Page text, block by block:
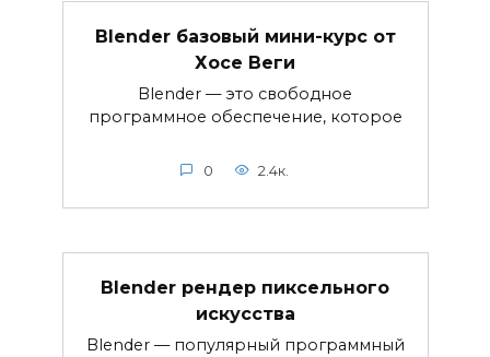
Blender базовый мини-курс от
Хосе Веги
Blender — это свободное
программное обеспечение, которое
0 2.4к.
Blender рендер пиксельного
искусства
Blender — популярный программный